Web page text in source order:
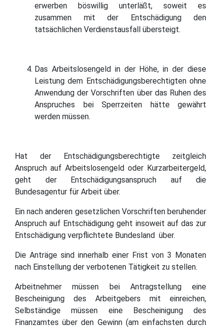
erwerben böswillig unterläßt, soweit es
zusammen mit der Entschädigung den
tatsächlichen Verdienstausfall übersteigt.
Das Arbeitslosengeld in der Höhe, in der diese
Leistung dem Entschädigungsberechtigten ohne
Anwendung der Vorschriften über das Ruhen des
Anspruches bei Sperrzeiten hätte gewährt
werden müssen.
Hat der Entschädigungsberechtigte zeitgleich
Anspruch auf Arbeitslosengeld oder Kurzarbeitergeld,
geht der Entschädigungsanspruch auf die
Bundesagentur für Arbeit über.
Ein nach anderen gesetzlichen Vorschriften beruhender
Anspruch auf Entschädigung geht insoweit auf das zur
Entschädigung verpflichtete Bundesland über.
Die Anträge sind innerhalb einer Frist von 3 Monaten
nach Einstellung der verbotenen Tätigkeit zu stellen.
Arbeitnehmer müssen bei Antragstellung eine
Bescheinigung des Arbeitgebers mit einreichen,
Selbständige müssen eine Bescheinigung des
Finanzamtes über den Gewinn (am einfachsten durch